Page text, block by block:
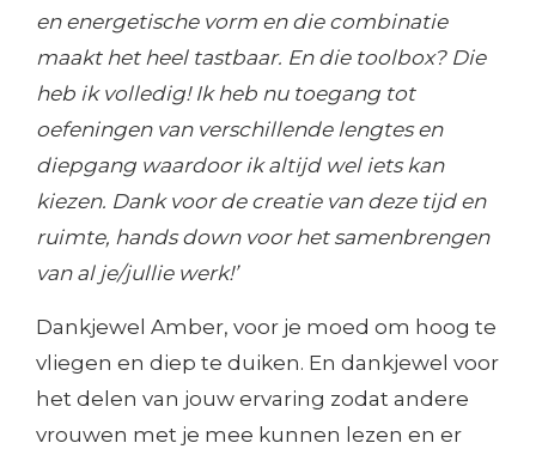
en energetische vorm en die combinatie
maakt het heel tastbaar. En die toolbox? Die
heb ik volledig! Ik heb nu toegang tot
oefeningen van verschillende lengtes en
diepgang waardoor ik altijd wel iets kan
kiezen. Dank voor de creatie van deze tijd en
ruimte, hands down voor het samenbrengen
van al je/jullie werk!’
Dankjewel Amber, voor je moed om hoog te
vliegen en diep te duiken. En dankjewel voor
het delen van jouw ervaring zodat andere
vrouwen met je mee kunnen lezen en er